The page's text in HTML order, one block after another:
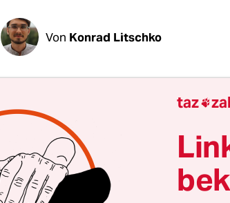
Von Konrad Litschko
Das Wichtigste, sagt Jerry, sei das
sein Kumpel „Flieger“ irgendwann
seien sie ja auch hier am Spreeufer.
Man solle das jetzt nicht falsch
gekleidete Mann, lange Haare,
taz 